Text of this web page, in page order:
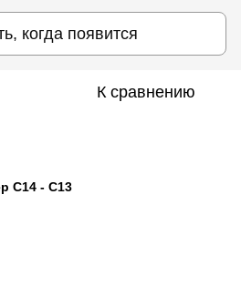
когда появится
К сравнению
C14 - C13